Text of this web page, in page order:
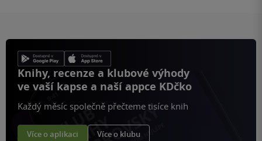
Knihy, recenze a klubové výhody
ve vaší kapse a naší appce KDčko
Každý měsíc společně přečteme tisíce knih
Více o aplikaci Více o klubu